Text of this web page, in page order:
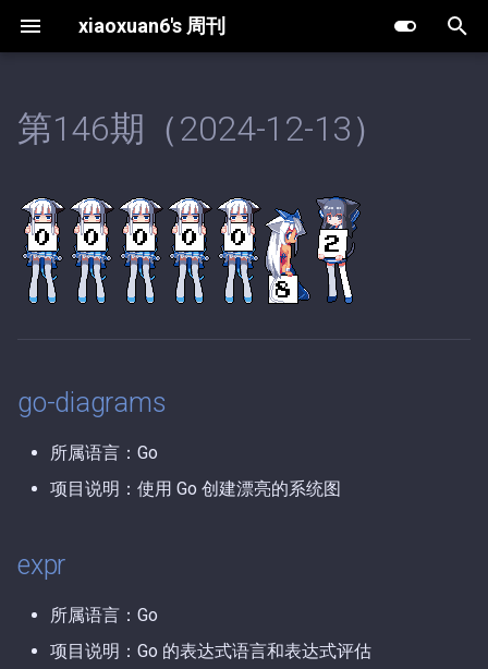
xiaoxuan6's 周刊
入
以
始
搜
索
go-diagrams
expr
pgzip
markdown
第63期（2025-12-30）.md
第62期（2025-12-25）.md
第61期（2025-12-19）.md
第60期（2025-12-18）.md
第58期（2025-12-13）.md
第57期（2025-11-18）.md
第55期（2025-11-16）.md
第54期（2025-11-15）.md
第11期（2026-08-07）.md
第10期（2026-08-02）.md
第9期（2026-05-20）.md
第8期（2026-05-13）.md
第6期（2026-04-03）.md
第5期（2026-03-15）.md
第3期（2026-01-05）.md
第2期（2026-01-04）.md
第146期（2024-12-13）
go-diagrams
所属语言：Go
项目说明：使用 Go 创建漂亮的系统图
expr
所属语言：Go
项目说明：Go 的表达式语言和表达式评估